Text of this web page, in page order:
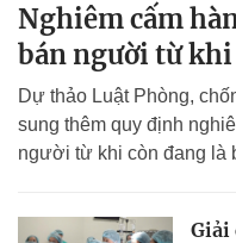
Nghiêm cấm
bán người từ
Dự thảo Luật Phòng,
sung thêm quy định
người từ khi còn đang là
Giải